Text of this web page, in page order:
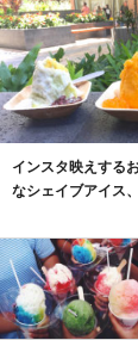
インスタ映えする
なシェイブアイス